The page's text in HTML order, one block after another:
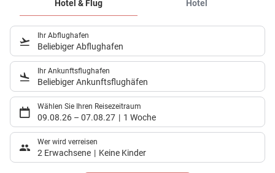
Hotel & Flug
Hotel
Ihr Abflughafen
Beliebiger Abflughafen
Ihr Ankunftsflughafen
Beliebiger Ankunftsflughäfen
Wählen Sie Ihren Reisezeitraum
09.08.26 – 07.08.27 1 Woche
Wer wird verreisen
2 Erwachsene Keine Kinder